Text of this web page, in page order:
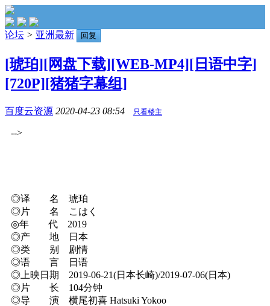
论坛 > 亚洲最新 回复
[琥珀][网盘下载][WEB-MP4][日语中字]
[720P][猪猪字幕组]
百度云资源 2020-04-23 08:54 只看楼主
-->
◎译 名 琥珀
◎片 名 こはく
◎年 代 2019
◎产 地 日本
◎类 别 剧情
◎语 言 日语
◎上映日期 2019-06-21(日本长崎)/2019-07-06(日本)
◎片 长 104分钟
◎导 演 横尾初喜 Hatsuki Yokoo